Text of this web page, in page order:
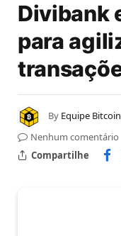
Divibank
para
By Equipe
Nenhum comentário
Compartilhe